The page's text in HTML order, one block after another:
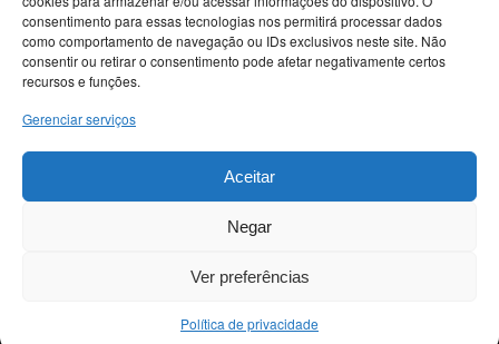
consentimento para essas tecnologias nos permitirá processar dados
como comportamento de navegação ou IDs exclusivos neste site. Não
consentir ou retirar o consentimento pode afetar negativamente certos
recursos e funções.
Gerenciar serviços
Aceitar
Negar
Ver preferências
Política de privacidade
Saúde
Tecnologia
Viagens
© Nosso Blog - Todos os Direitos Reservados